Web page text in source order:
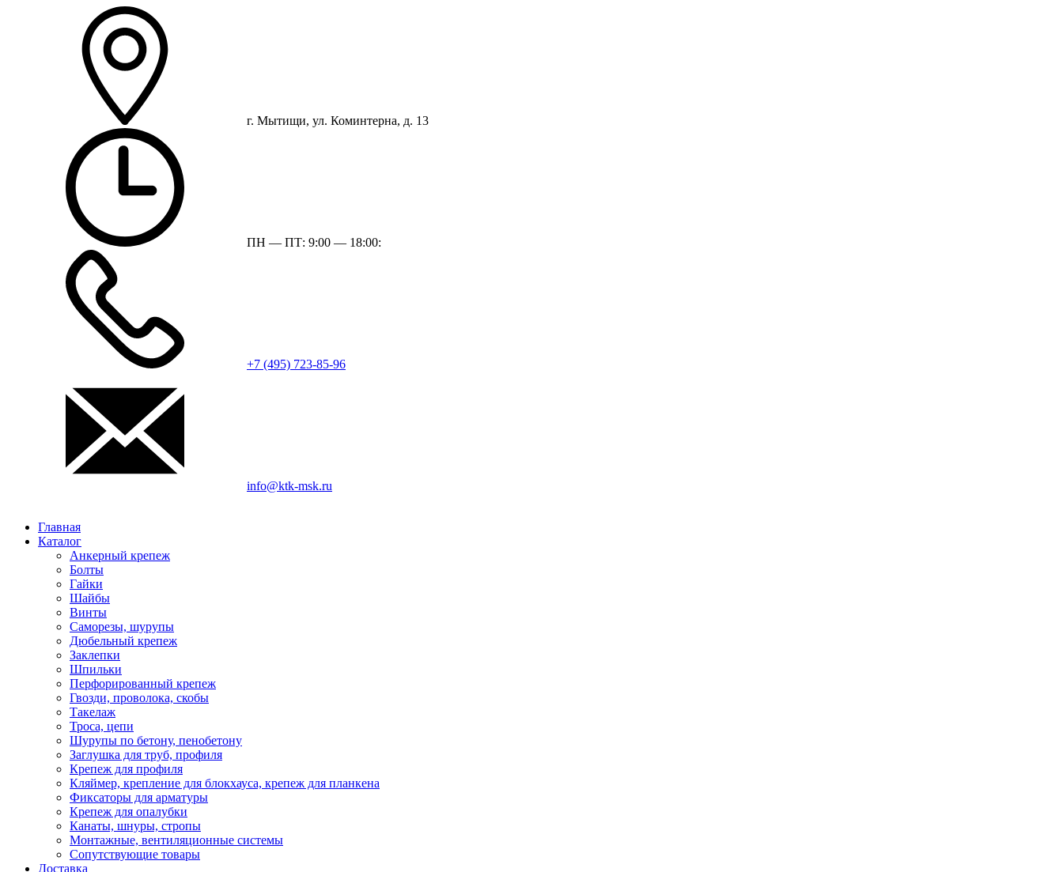
г. Мытищи, ул. Коминтерна, д. 13
ПН — ПТ: 9:00 — 18:00:
+7 (495) 723-85-96
info@ktk-msk.ru
Главная
Каталог
Анкерный крепеж
Болты
Гайки
Шайбы
Винты
Саморезы, шурупы
Дюбельный крепеж
Заклепки
Шпильки
Перфорированный крепеж
Гвозди, проволока, скобы
Такелаж
Троса, цепи
Шурупы по бетону, пенобетону
Заглушка для труб, профиля
Крепеж для профиля
Кляймер, крепление для блокхауса, крепеж для планкена
Фиксаторы для арматуры
Крепеж для опалубки
Канаты, шнуры, стропы
Монтажные, вентиляционные системы
Сопутствующие товары
Доставка